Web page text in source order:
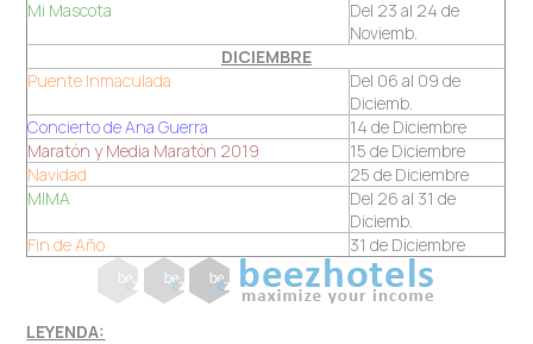
Mi Mascota
Del 23 al 24 de
Noviemb.
DICIEMBRE
Puente Inmaculada
Del 06 al 09 de
Diciemb.
Concierto de Ana Guerra
14 de Diciembre
Maratón y Media Maratón 2019
15 de Diciembre
Navidad
25 de Diciembre
MIMA
Del 26 al 31 de
Diciemb.
Fin de Año
31 de Diciembre
LEYENDA: